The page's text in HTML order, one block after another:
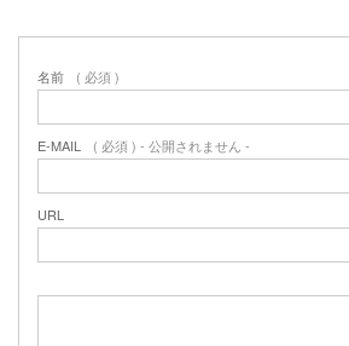
名前 ( 必須 )
E-MAIL ( 必須 ) - 公開されません -
URL